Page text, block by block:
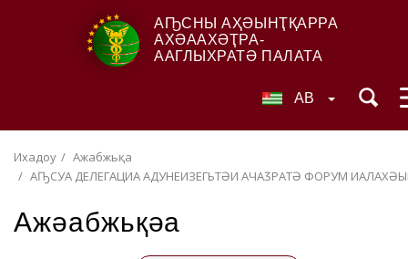
АҦСНЫ АҲӘЫНҬҚАРРА
АХӘААХӘҬРА-
ААГЛЫХРАТӘ ПАЛАТА
AB
Ихадоу
Ажәабжьқәа
АҦСУА ДЕЛЕГАЦИА АДУНЕИЗЕГЬТӘИ АЧАӠРАТӘ ФОРУМ
Ажәабжьқәа